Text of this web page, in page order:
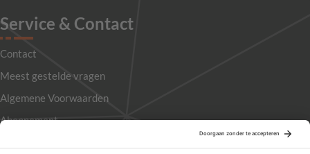
Service & Contact
Contact
Meest gestelde vragen
Algemene Voorwaarden
Abonnement